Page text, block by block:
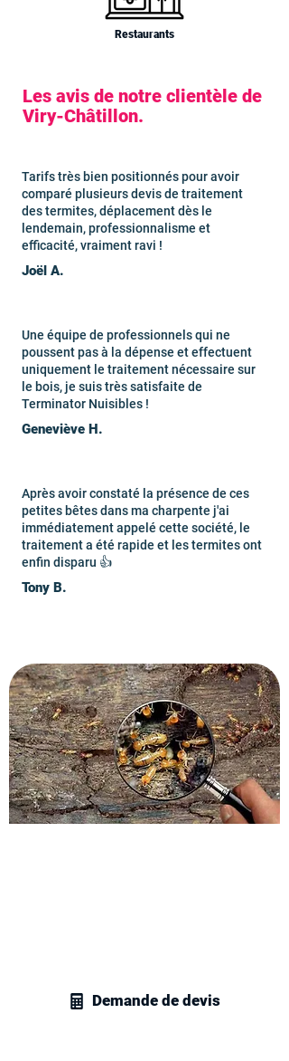
Restaurants
Les avis de notre clientèle de
Viry-Châtillon.
Tarifs très bien positionnés pour avoir
comparé plusieurs devis de traitement
des termites, déplacement dès le
lendemain, professionnalisme et
efficacité, vraiment ravi !
Joël A.
Une équipe de professionnels qui ne
poussent pas à la dépense et effectuent
uniquement le traitement nécessaire sur
le bois, je suis très satisfaite de
Terminator Nuisibles !
Geneviève H.
Après avoir constaté la présence de ces
petites bêtes dans ma charpente j'ai
immédiatement appelé cette société, le
traitement a été rapide et les termites ont
enfin disparu 👍
Tony B.
Demande de devis